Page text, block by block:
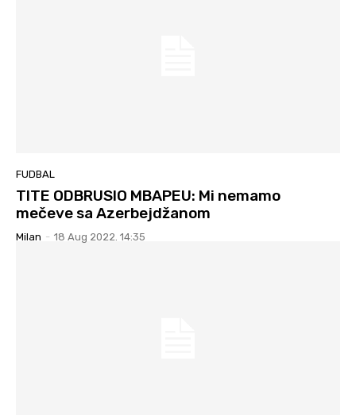
FUDBAL
TITE ODBRUSIO MBAPEU: Mi nemamo
mečeve sa Azerbejdžanom
Milan - 18 Aug 2022. 14:35